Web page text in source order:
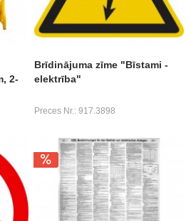
2-
Brīdinājuma zīme "Bīstami -
elektrība"
Preces Nr.: 917.3898